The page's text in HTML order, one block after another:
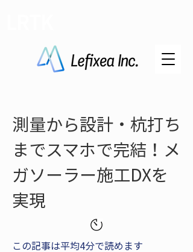
測量から設計・杭打ち
までスマホで完結！メ
ガソーラー施工DXを
実現
この記事は平均4分で読めます